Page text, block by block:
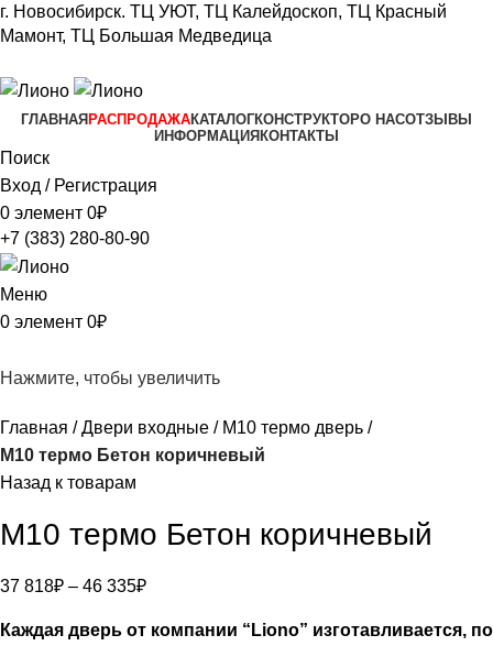
г. Новосибирск. ТЦ УЮТ, ТЦ Калейдоскоп, ТЦ Красный
Мамонт, ТЦ Большая Медведица​
ГЛАВНАЯ РАСПРОДАЖАКАТАЛОГКОНСТРУКТОРО НАСОТЗЫВЫ
ИНФОРМАЦИЯ КОНТАКТЫ
Поиск
Вход / Регистрация
0 элемент 0₽
+7 (383) 280-80-90
Меню
0 элемент 0₽
Нажмите, чтобы увеличить
Главная Двери входные
М10 термо дверь
M10 термо Бетон коричневый
Назад к товарам
M10 термо Бетон коричневый
37 818₽ – 46 335₽
Каждая дверь от компании “Liono” изготавливается, по